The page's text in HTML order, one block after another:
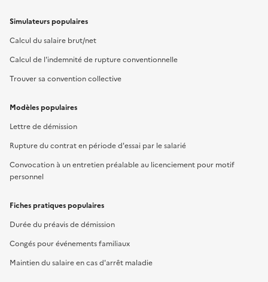
Simulateurs populaires
Calcul du salaire brut/net
Calcul de l'indemnité de rupture conventionnelle
Trouver sa convention collective
Modèles populaires
Lettre de démission
Rupture du contrat en période d'essai par le salarié
Convocation à un entretien préalable au licenciement pour motif
personnel
Fiches pratiques populaires
Durée du préavis de démission
Congés pour événements familiaux
Maintien du salaire en cas d'arrêt maladie